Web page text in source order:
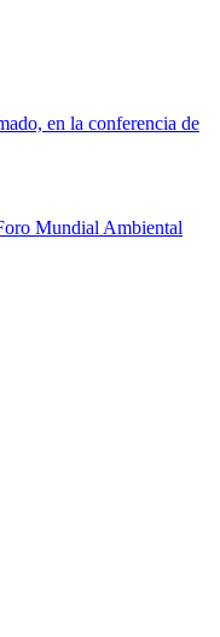
en la conferencia de
Mundial Ambiental